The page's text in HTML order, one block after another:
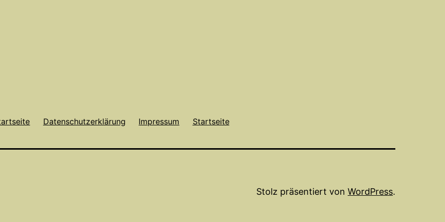
Datenschutzerklärung Impressum Startseite
Stolz präsentiert von WordPress.